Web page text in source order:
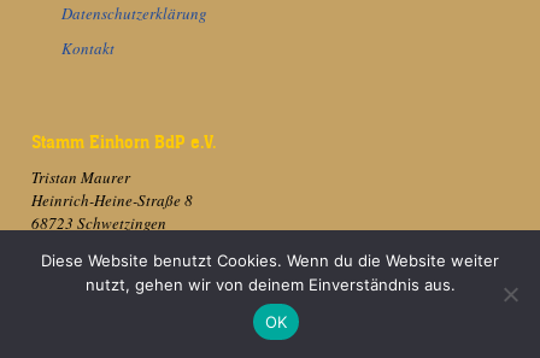
Datenschutzerklärung
Kontakt
Stamm Einhorn BdP e.V.
Tristan Maurer
Heinrich-Heine-Straße 8
68723 Schwetzingen
eMail:info[at]stamm-einhorn.de
Diese Website benutzt Cookies. Wenn du die Website weiter
nutzt, gehen wir von deinem Einverständnis aus.
OK